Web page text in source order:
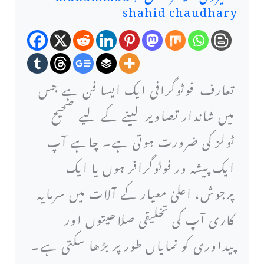
shahid chaudhary
تعارف فوٹوگرافی ایک ایسا فن ہے جس
میں شاندار تصاویر لینے کے لیے صحیح
ٹولز کی ضرورت ہوتی ہے۔ چاہے آپ
ایک پیشہ ور فوٹوگرافر ہوں یا ایک
پرجوش، اعلیٰ معیار کے آلات میں سرمایہ
کاری آپ کی تخلیقی صلاحیتوں اور
پیداوری کو نمایاں طور پر بڑھا سکتی ہے۔
فوٹوگرافی
کے
سرفہرست
6
ہائی
اینڈ
کیمرے:
حتمی
گائیڈ